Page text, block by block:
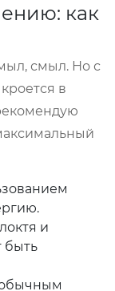
как
смыл. Но с
в
и
быть